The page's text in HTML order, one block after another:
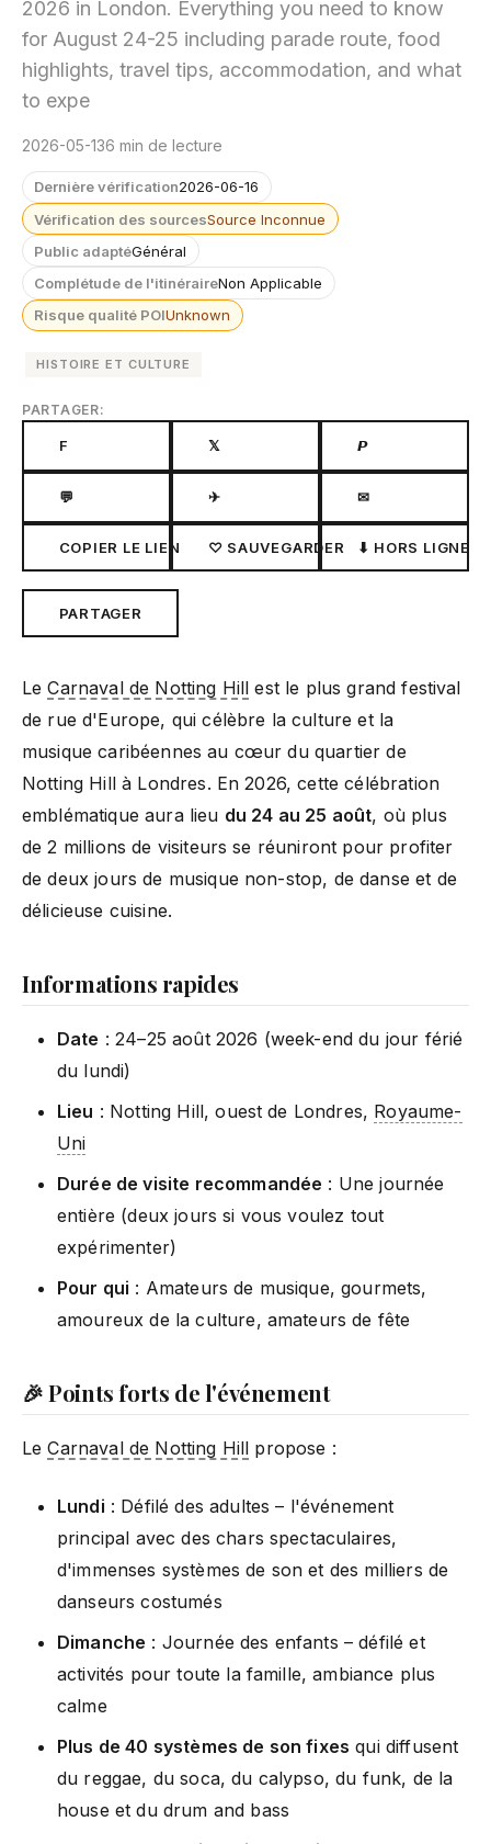
2026 in London. Everything you need to know
for August 24-25 including parade route, food
highlights, travel tips, accommodation, and what
to expe
2026-05-136 min de lecture
Dernière vérification2026-06-16
Vérification des sourcesSource Inconnue
Public adaptéGénéral
Complétude de l'itinéraireNon Applicable
Risque qualité POIUnknown
HISTOIRE ET CULTURE
PARTAGER:
F 𝕏 𝙋
💬 ✈ ✉
COPIER LE LIEN ♡ SAUVEGARDER ⬇ HORS LIGNE
PARTAGER
LeCarnaval de Notting Hill est le plus grand festival
de rue d'Europe, qui célèbre la culture et la
musique caribéennes au cœur du quartier de
Notting Hill à Londres. En 2026, cette célébration
emblématique aura lieu du 24 au 25 août, où plus
de 2 millions de visiteurs se réuniront pour profiter
de deux jours de musique non-stop, de danse et de
délicieuse cuisine.
Informations rapides
Date : 24–25 août 2026 (week-end du jour férié
du lundi)
Lieu : Notting Hill, ouest de Londres, Royaume-
Uni
Durée de visite recommandée : Une journée
entière (deux jours si vous voulez tout
expérimenter)
Pour qui : Amateurs de musique, gourmets,
amoureux de la culture, amateurs de fête
🎉 Points forts de l'événement
LeCarnaval de Notting Hill propose :
Lundi : Défilé des adultes – l'événement
principal avec des chars spectaculaires,
d'immenses systèmes de son et des milliers de
danseurs costumés
Dimanche : Journée des enfants – défilé et
activités pour toute la famille, ambiance plus
calme
Plus de 40 systèmes de son fixes qui diffusent
du reggae, du soca, du calypso, du funk, de la
house et du drum and bass